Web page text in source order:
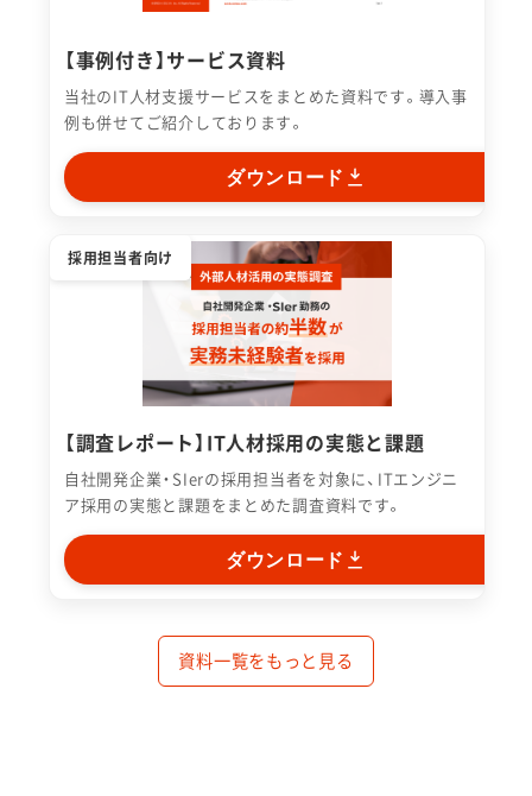
【事例付き】サービス資料
当社のIT人材支援サービスをまとめた資料です。導入事
例も併せてご紹介しております。
ダウンロード
採用担当者向け
【調査レポート】IT人材採用の実態と課題
自社開発企業・SIerの採用担当者を対象に、ITエンジニ
ア採用の実態と課題をまとめた調査資料です。
ダウンロード
資料一覧をもっと見る